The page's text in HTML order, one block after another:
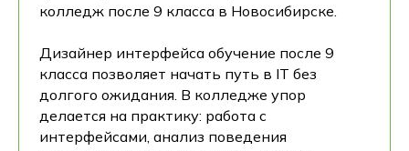
колледж после 9 класса в Новосибирске.
Дизайнер интерфейса обучение после 9
класса позволяет начать путь в IT без
долгого ожидания. В колледже упор
делается на практику: работа с
интерфейсами, анализ поведения